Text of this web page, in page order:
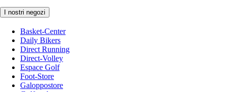
I nostri negozi
Basket-Center
Daily Bikers
Direct Running
Direct-Volley
Espace Golf
Foot-Store
Galoppostore